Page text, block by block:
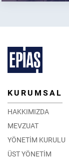
KURUMSAL
HAKKIMIZDA
MEVZUAT
YÖNETİM KURULU
ÜST YÖNETİM